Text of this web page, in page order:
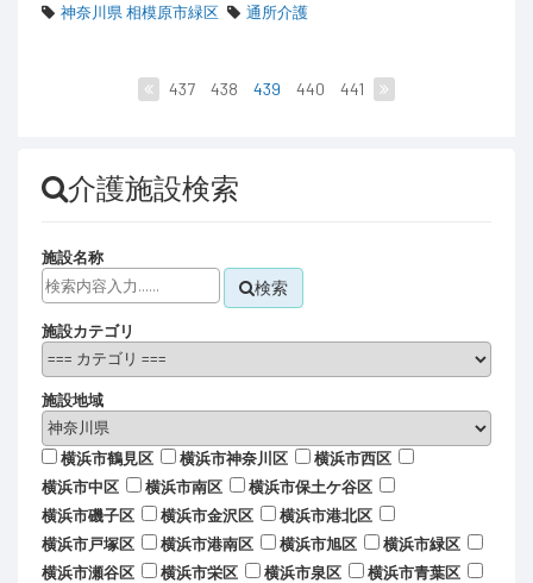
神奈川県 相模原市緑区
通所介護
437 438 439 440 441
介護施設検索
施設名称
検索
施設カテゴリ
施設地域
横浜市鶴見区 横浜市神奈川区
横浜市西区
横浜市中区
横浜市南区
横浜市保土ケ谷区
横浜市磯子区
横浜市金沢区
横浜市港北区
横浜市戸塚区
横浜市港南区 横浜市旭区
横浜市緑区
横浜市瀬谷区
横浜市栄区 横浜市泉区
横浜市青葉区